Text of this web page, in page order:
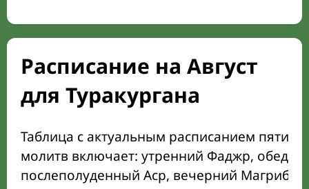
Расписание на Август
для Туракургана
Таблица с актуальным расписанием пяти
молитв включает: утренний Фаджр,
послеполуденный Аср, вечерний Магриб